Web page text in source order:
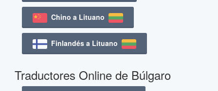
Chino a Lituano
Finlandés a Lituano
Traductores Online de Búlgaro